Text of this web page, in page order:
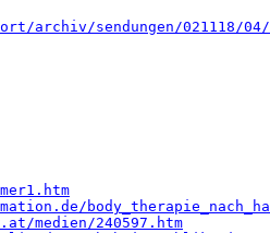
archiv/sendungen/021118/
medien/240597.htm